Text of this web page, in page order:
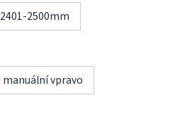
2401-2500mm
manuální vpravo